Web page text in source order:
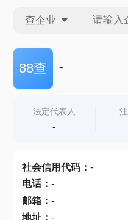
查企业
查企业
查产地
88查 -
法定代表人
-
社会信用代码： -
电话： -
邮箱： -
地址： -